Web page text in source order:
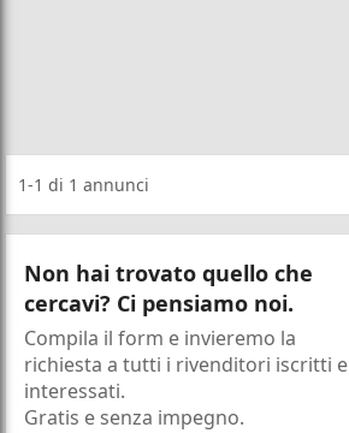
1-1 di 1annunci
Non hai trovato quello che
cercavi? Ci pensiamo noi.
Compila il form e invieremo la
richiesta a tutti i rivenditori iscritti e
interessati.
Gratis e senza impegno.